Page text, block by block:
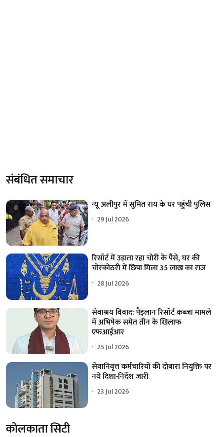
संबंधित समाचार
न्यू अलीपुर में सुमित राय के घर पहुंची पुलिस
29 Jul 2026
रिसॉर्ट में उड़ाता रहा चोरी के पैसे, घर की
चोरकोठरी में छिपा मिला 35 लाख का राज
28 Jul 2026
सेवाश्रय विवाद: पैइलान रिसॉर्ट कब्जा मामले
में अभिषेक समेत तीन के खिलाफ
एफआईआर
25 Jul 2026
सेवानिवृत्त कर्मचारियों की दोबारा नियुक्ति पर
नये दिशा-निर्देश जारी
23 Jul 2026
कोलकाता सिटी